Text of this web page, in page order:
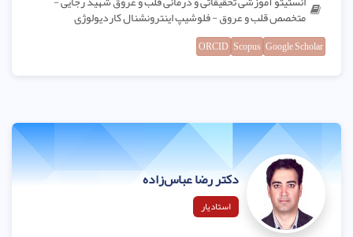
متخصص قلب و عروق - فلوشیپ اینترونشنال کاردیولوژی
Google Scholar
Scopus
ORCID
دکتر رضا عباس‌زاده
استادیار